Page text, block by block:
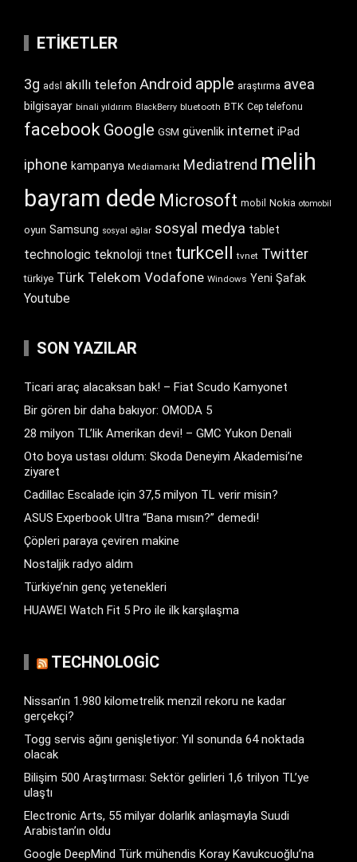
ETIKETLER
3g adsl akıllı telefon Android apple araştırma avea
bilgisayar binali yıldırım BlackBerry bluetooth BTK Cep telefonu
facebook Google GSM güvenlik internet iPad
iphone kampanya Mediamarkt Mediatrend melih
bayram dede Microsoft mobil Nokia otomobil
oyun Samsung sosyal ağlar sosyal medya tablet
technologic teknoloji ttnet turkcell tvnet Twitter
türkiye Türk Telekom Vodafone Windows Yeni Şafak
Youtube
SON YAZILAR
Ticari araç alacaksan bak! – Fiat Scudo Kamyonet
Bir gören bir daha bakıyor: OMODA 5
28 milyon TL’lik Amerikan devi! – GMC Yukon Denali
Oto boya ustası oldum: Skoda Deneyim Akademisi’ne
ziyaret
Cadillac Escalade için 37,5 milyon TL verir misin?
ASUS Experbook Ultra “Bana mısın?” demedi!
Çöpleri paraya çeviren makine
Nostaljik radyo aldım
Türkiye’nin genç yetenekleri
HUAWEI Watch Fit 5 Pro ile ilk karşılaşma
TECHNOLOGIC
Nissan’ın 1.980 kilometrelik menzil rekoru ne kadar
gerçekçi?
Togg servis ağını genişletiyor: Yıl sonunda 64 noktada
olacak
Bilişim 500 Araştırması: Sektör gelirleri 1,6 trilyon TL’ye
ulaştı
Electronic Arts, 55 milyar dolarlık anlaşmayla Suudi
Arabistan’ın oldu
Google DeepMind Türk mühendis Koray Kavukcuoğlu’na